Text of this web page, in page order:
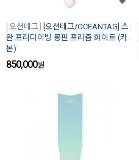
오션테그
[오션테그/OCEANTAG] 스
완 프리다이빙 롱핀 프리즘 화이트 (카
본)
850,000원